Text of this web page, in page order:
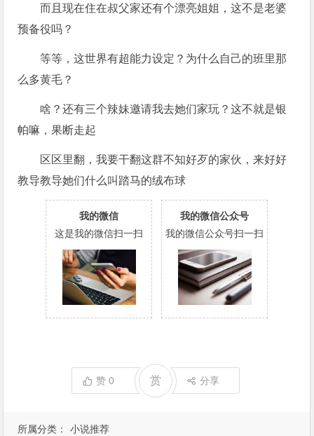
所属分类： 小说推荐
而且现在住在叔父家还有个漂亮姐姐，这不是老婆
预备役吗？
等等，这世界有超能力设定？为什么自己的班里那
么多黄毛？
啥？还有三个辣妹邀请我去她们家玩？这不就是银
帕嘛，果断走起
区区里翻，我要干翻这群不知好歹的家伙，来好好
教导教导她们什么叫踏马的绒布球
我的微信
这是我的微信扫一扫
我的微信公众号
我的微信公众号扫一扫
赞0 赏 分享